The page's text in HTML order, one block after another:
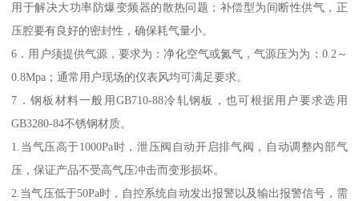
用于解决大功率防爆变频器的散热问题；补偿型为间断性供气，正
压腔要有良好的密封性，确保耗气量小。
6．用户须提供气源，要求为：净化空气或氮气，气源压为为：0.2～
0.8Mpa；通常用户现场的仪表风均可满足要求。
7．钢板材料一般用GB710-88冷轧钢板，也可根据用户要求选用
GB3280-84不锈钢材质。
1.当气压高于1000Pa时，泄压阀自动开启排气阀，自动调整内部气
压，保证产品不受高气压冲击而变形损坏。
2.当气压低于50Pa时，自控系统自动发出报警以及输出报警信号，需